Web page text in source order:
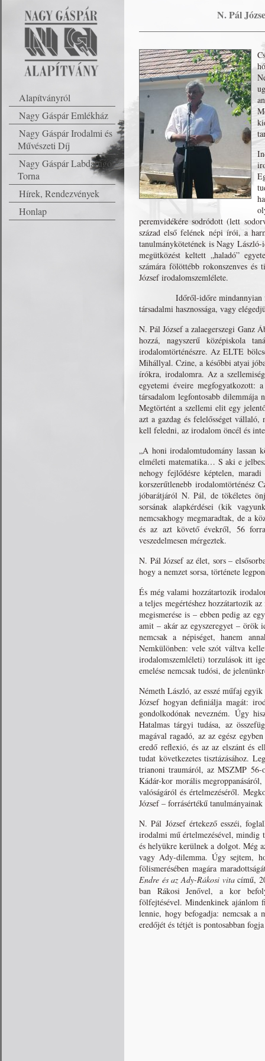
Alapítványról
Nagy Gáspár Emlékház
Nagy Gáspár Irodalmi és
Művészeti Díj
Nagy Gáspár Labdarúgó
Torna
Hírek, Rendezvények
Honlap
N. Pál
peremvidékére sodródott (lett
század első felének népi írói, a
tanulmánykötetének is Nagy
megütközést keltett „haladó”
számára fölöttébb rokonszenves
József irodalomszemlélete.
Időről-időre mindannyian
társadalmi hasznossága, vagy
N. Pál József a zalaegerszegi Ganz
hozzá, nagyszerű középiskola
irodalomtörténészre. Az ELTE
Mihállyal. Czine, a későbbi atyai
írókra, irodalomra. Az a
egyetemi éveire megfogyatkozott:
társadalom legfontosabb dilemmája
Megtörtént a szellemi elit egy
azt a gazdag és felelősséget
kell feledni, az irodalom öncél és
„A honi irodalomtudomány lassan
elméleti matematika… S aki e
nehogy fejlődésre képtelen,
korszerűtlenebb irodalomtörténész
jóbarátjáról N. Pál, de tökéletes
sorsának alapkérdései (kik
nemcsakhogy megmaradtak, de a
és az azt követő évekről, 56
veszedelmesen mérgeztek.
N. Pál József az élet, sors –
hogy a nemzet sorsa, története
És még valami hozzátartozik
a teljes megértéshez hozzátartozik
megismerése is – ebben pedig az
amit – akár az egyszeregyet – örök
nemcsak a népiséget, hanem
Nemkülönben: vele szót váltva
irodalomszemléleti) torzulások itt
emelése nemcsak tudósi, de
Németh László, az esszé műfaj
József hogyan definiálja magát:
gondolkodónak nevezném. Úgy
Hatalmas tárgyi tudása, az
magával ragadó, az az egész
eredő reflexió, és az az elszánt és
tudat következetes tisztázásához.
trianoni traumáról, az MSZMP 56-
Kádár-kor morális
valóságáról és értelmezéséről.
József – forrásértékű
N. Pál József értekező esszéi,
irodalmi mű értelmezésével, mindig
és helyükre kerülnek a dolgot. Még
vagy Ady-dilemma. Úgy sejtem,
fölismerésében magára
Endre és az Ady-Rákosi vitacímű,
ban Rákosi Jenővel, a kor
fölfejtésével. Mindenkinek ajánlom
lennie, hogy befogadja: nemcsak a
eredőjét és tétjét is pontosabban